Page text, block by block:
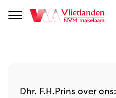
Navigation
Dhr. F.H.Prins over ons: